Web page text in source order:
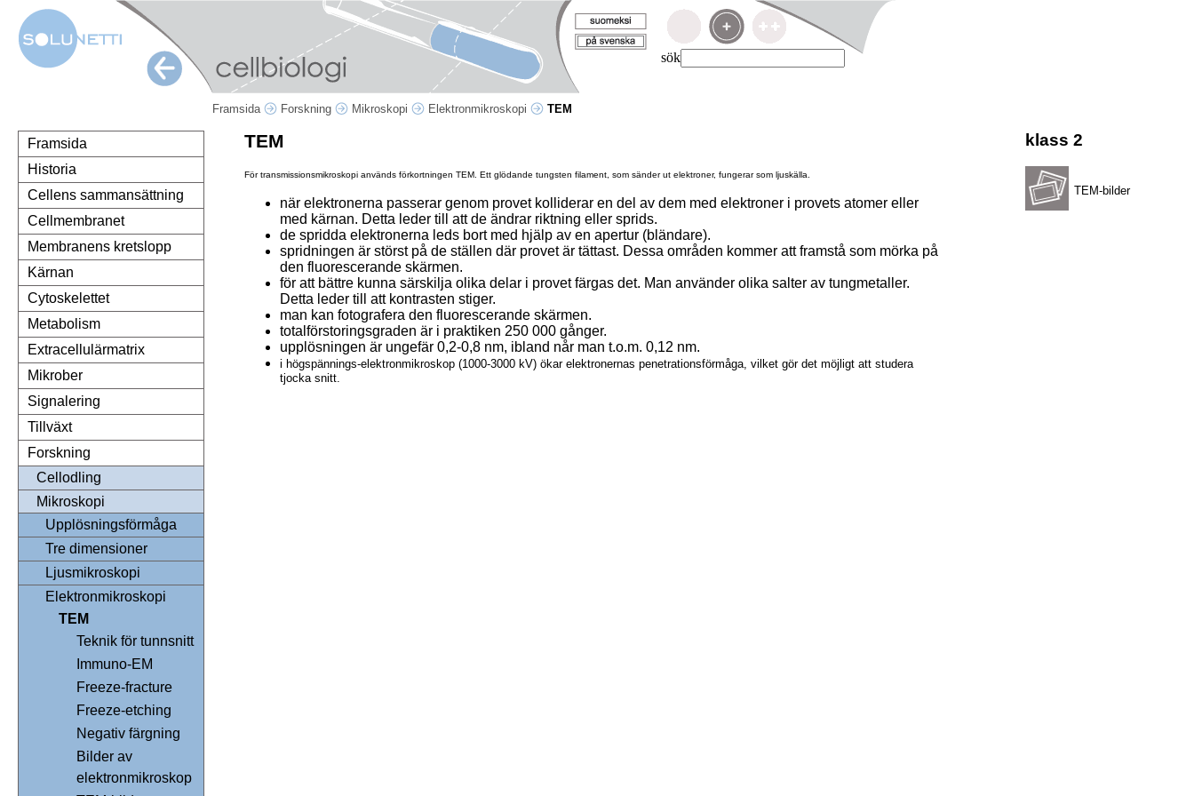
sök
Framsida Forskning Mikroskopi Elektronmikroskopi TEM
Framsida
Historia
Cellens sammansättning
Cellmembranet
Membranens kretslopp
Kärnan
Cytoskelettet
Metabolism
Extracellulärmatrix
Mikrober
Signalering
Tillväxt
Forskning
Cellodling
Mikroskopi
Upplösningsförmåga
Tre dimensioner
Ljusmikroskopi
Elektronmikroskopi
TEM
Teknik för tunnsnitt
Immuno-EM
Freeze-fracture
Freeze-etching
Negativ färgning
Bilder av
elektronmikroskop
klass 2
TEM-bilder
TEM
För transmissionsmikroskopi används förkortningen TEM. Ett glödande tungsten filament, som sänder ut elektroner, fungerar som ljuskälla.
när elektronerna passerar genom provet kolliderar en del av dem med elektroner i provets atomer eller
med kärnan. Detta leder till att de ändrar riktning eller sprids.
de spridda elektronerna leds bort med hjälp av en apertur (bländare).
spridningen är störst på de ställen där provet är tättast. Dessa områden kommer att framstå som mörka på
den fluorescerande skärmen.
för att bättre kunna särskilja olika delar i provet färgas det. Man använder olika salter av tungmetaller.
Detta leder till att kontrasten stiger.
man kan fotografera den fluorescerande skärmen.
totalförstoringsgraden är i praktiken 250 000 gånger.
upplösningen är ungefär 0,2-0,8 nm, ibland når man t.o.m. 0,12 nm.
i högspännings-elektronmikroskop (1000-3000 kV) ökar elektronernas penetrationsförmåga, vilket gör det möjligt att studera
tjocka snitt.